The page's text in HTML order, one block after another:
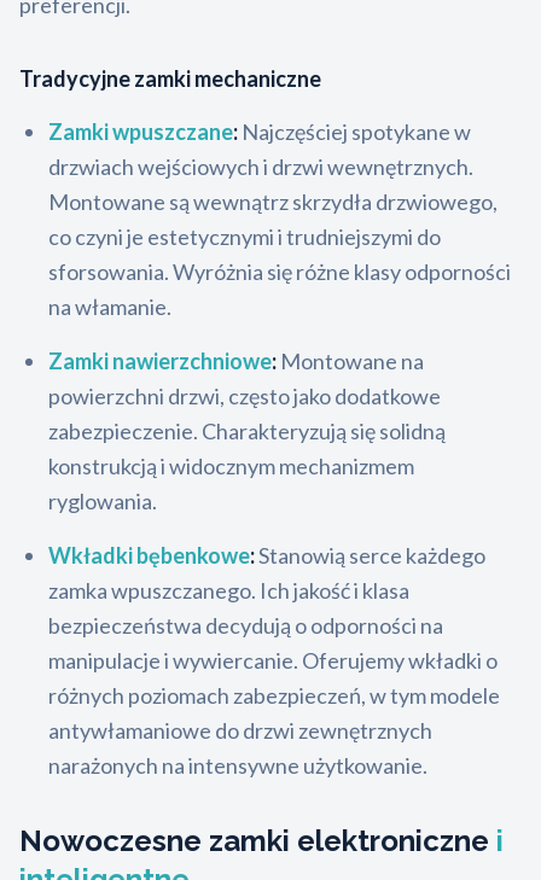
Tradycyjne zamki mechaniczne
Zamki wpuszczane: Najczęściej spotykane w
drzwiach wejściowych i drzwi wewnętrznych.
Montowane są wewnątrz skrzydła drzwiowego,
co czyni je estetycznymi i trudniejszymi do
sforsowania. Wyróżnia się różne klasy odporności
na włamanie.
Zamki nawierzchniowe: Montowane na
powierzchni drzwi, często jako dodatkowe
zabezpieczenie. Charakteryzują się solidną
konstrukcją i widocznym mechanizmem
ryglowania.
Wkładki bębenkowe:Stanowią serce każdego
zamka wpuszczanego. Ich jakość i klasa
bezpieczeństwa decydują o odporności na
manipulacje i wywiercanie. Oferujemy wkładki o
różnych poziomach zabezpieczeń, w tym modele
antywłamaniowe do drzwi zewnętrznych
narażonych na intensywne użytkowanie.
Nowoczesne zamki elektroniczne i